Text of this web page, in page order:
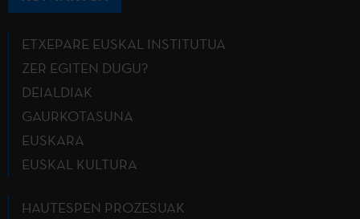
ETXEPARE EUSKAL INSTITUTUA
ZER EGITEN DUGU?
DEIALDIAK
GAURKOTASUNA
EUSKARA
EUSKAL KULTURA
HAUTESPEN PROZESUAK